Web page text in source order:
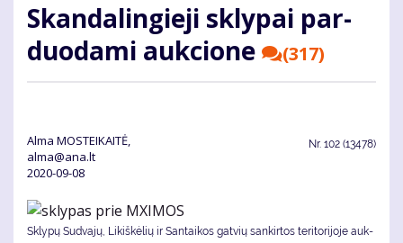
Skan­da­lin­gie­ji skly­pai par­
duo­da­mi auk­cio­ne
(317)
Alma MOSTEIKAITĖ,
alma@ana.lt
2020-09-08
Nr. 102 (13478)
Skly­pų Su­dva­jų, Li­kiš­kė­lių ir San­tai­kos gat­vių san­kir­tos te­ri­to­ri­jo­je auk­